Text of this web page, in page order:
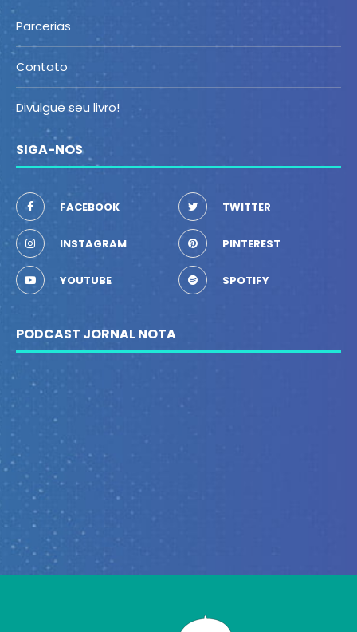
Parcerias
Contato
Divulgue seu livro!
SIGA-NOS
FACEBOOK TWITTER
INSTAGRAM PINTEREST
YOUTUBE SPOTIFY
PODCAST JORNAL NOTA